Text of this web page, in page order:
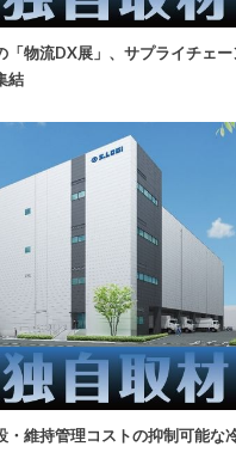
「物流DX展」、サプライチェ
結
・維持管理コストの抑制可能な